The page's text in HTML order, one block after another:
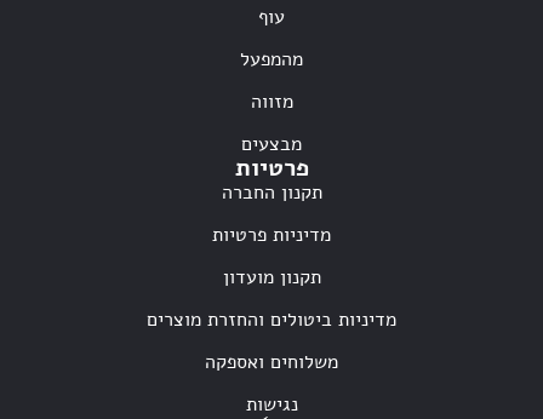
עוף
מהמפעל
מזווה
מבצעים
פרטיות
תקנון החברה
מדיניות פרטיות
תקנון מועדון
מדיניות ביטולים והחזרת מוצרים
משלוחים ואספקה
נגישות